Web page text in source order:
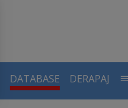
DATABASE DERAPAJ